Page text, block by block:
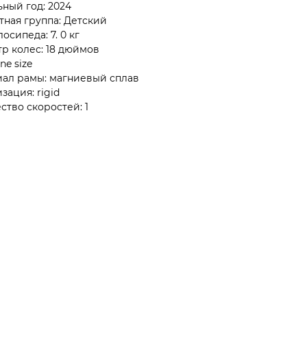
год: 2024
группа: Детский
7. 0 кг
колес: 18 дюймов
size
рамы: магниевый сплав
rigid
скоростей: 1